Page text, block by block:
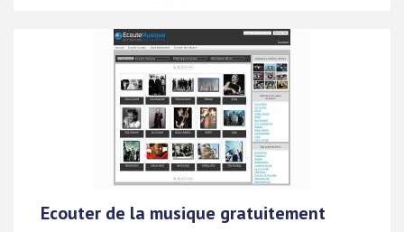
Ecouter de la musique gratuitement